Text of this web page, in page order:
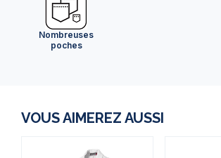
Nombreuses
poches
VOUS AIMEREZ AUSSI